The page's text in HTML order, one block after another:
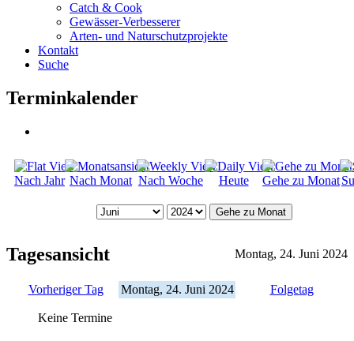
Catch & Cook
Gewässer-Verbesserer
Arten- und Naturschutzprojekte
Kontakt
Suche
Terminkalender
Nach Jahr Nach Monat Nach Woche Heute Gehe zu Monat
Gehe zu Monat
Tagesansicht Montag, 24. Juni 2024
Vorheriger Tag Montag, 24. Juni 2024 Folgetag
Keine Termine